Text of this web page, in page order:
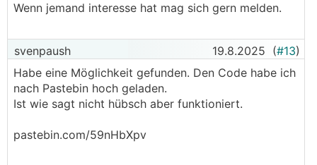
Wenn jemand interesse hat mag sich gern melden.
svenpaush 19.8.2025 (#13)
Habe eine Möglichkeit gefunden. Den Code habe ich
nach Pastebin hoch geladen.
Ist wie sagt nicht hübsch aber funktioniert.
pastebin.com/59nHbXpv